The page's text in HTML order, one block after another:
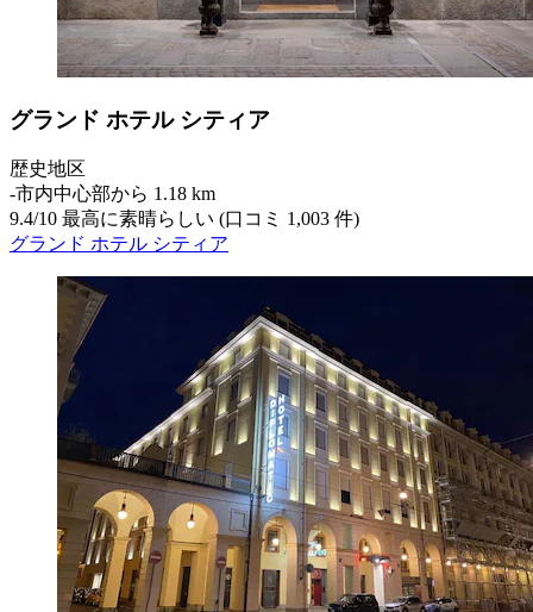
グランド ホテル シティア
歴史地区
‐市内中心部から 1.18 km
9.4/10 最高に素晴らしい (口コミ 1,003 件)
グランド ホテル シティア